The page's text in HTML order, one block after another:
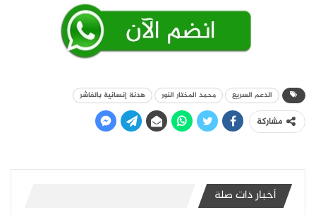
الدعم السريع محمد المختار النور هدنة إنسانية بالفاشر
مشاركة
أخبار ذات صلة